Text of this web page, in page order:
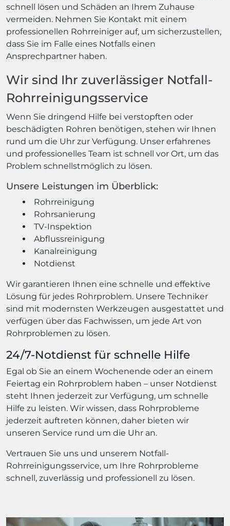
schnell lösen und Schäden an Ihrem Zuhause
vermeiden. Nehmen Sie Kontakt mit einem
professionellen Rohrreiniger auf, um sicherzustellen,
dass Sie im Falle eines Notfalls einen
Ansprechpartner haben.
Wir sind Ihr zuverlässiger Notfall-
Rohrreinigungsservice
Wenn Sie dringend Hilfe bei verstopften oder
beschädigten Rohren benötigen, stehen wir Ihnen
rund um die Uhr zur Verfügung. Unser erfahrenes
und professionelles Team ist schnell vor Ort, um das
Problem schnellstmöglich zu lösen.
Unsere Leistungen im Überblick:
Rohrreinigung
Rohrsanierung
TV-Inspektion
Abflussreinigung
Kanalreinigung
Notdienst
Wir garantieren Ihnen eine schnelle und effektive
Lösung für jedes Rohrproblem. Unsere Techniker
sind mit modernsten Werkzeugen ausgestattet und
verfügen über das Fachwissen, um jede Art von
Rohrproblemen zu lösen.
24/7-Notdienst für schnelle Hilfe
Egal ob Sie an einem Wochenende oder an einem
Feiertag ein Rohrproblem haben – unser Notdienst
steht Ihnen jederzeit zur Verfügung, um schnelle
Hilfe zu leisten. Wir wissen, dass Rohrprobleme
jederzeit auftreten können, daher bieten wir
unseren Service rund um die Uhr an.
Vertrauen Sie uns und unserem Notfall-
Rohrreinigungsservice, um Ihre Rohrprobleme
schnell, zuverlässig und professionell zu lösen.